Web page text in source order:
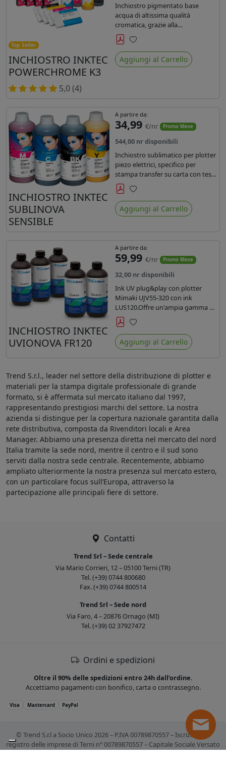
Top Seller
INCHIOSTRO INKTEC
POWERCHROME K3
5,0 (4)
Inchiostro pigmentato base
acqua di altissima qualità
cromatica, grazie alla
concentrazione di pigmenti
permette di realizzare stampe di
altissima qualità e ridurre la curva
colore fino ad un 20 % rispetto
Preferiti
Aggiungi al Carrello
INCHIOSTRO INKTEC
SUBLINOVA
SENSIBLE
A partire da:
34,99 €/nr Promo Mese
544,00 nr disponibili
Inchiostro sublimatico per plotter
piezo elettrici, specifico per
stampa transfer su carta con teste
Epson EPS3200, 5113, dx4 e dx5.
Ecologico, conforme alla
normativa Reach e Oeko-Tex.
Preferiti
Aggiungi al Carrello
INCHIOSTRO INKTEC
UVIONOVA FR120
A partire da:
59,99 €/nr Promo Mese
32,00 nr disponibili
Ink UV plug&play con plotter
Mimaki UJV55-320 con ink
LUS120.Offre un'ampia gamma di
colori,una maggiore densità e un
minore ingiallimento rispetto agli
ink Mimaki LUS-120
Preferiti
Aggiungi al Carrello
Trend S.r.l., leader nel settore della distribuzione di plotter e
materiali per la stampa digitale professionale di grande
formato, si è affermata sul mercato italiano dal 1997,
rappresentando prestigiosi marchi del settore. La nostra
azienda si distingue per la copertura nazionale garantita dalla
rete distributiva, composta da Rivenditori locali e Area
Manager. Abbiamo una presenza diretta nel mercato del nord
Italia tramite la sede nord, mentre il centro e il sud sono
serviti dalla nostra sede centrale. Recentemente, abbiamo
ampliato ulteriormente la nostra presenza sul mercato estero,
con un particolare focus sull’Europa, attraverso la
partecipazione alle principali fiere di settore.
Contatti
Trend Srl – Sede centrale
Via Mario Corrieri, 12 – 05100 Terni (TR)
Tel. (+39) 0744 800680
Fax. (+39) 0744 800514
Trend Srl – Sede nord
Via Faro, 4 – 20876 Ornago (MI)
Tel. (+39) 02 37927472
Ordini e spedizioni
Oltre il 90% delle spedizioni entro 24h dall’ordine.
Accettiamo pagamenti con bonifico, carta o contrassegno.
Visa Mastercard PayPal
© Trend S.r.l a Socio Unico 2026 – P.IVA 00789870557 – Iscrizione al
registro delle imprese di Terni n° 00789870557 – Capitale Sociale Versato